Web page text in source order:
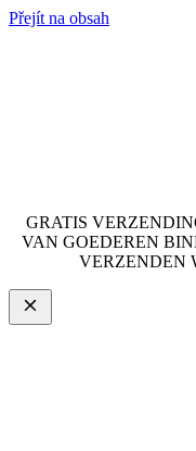
Přejít na obsah
GRATIS
VAN GOEDEREN
VERZENDEN